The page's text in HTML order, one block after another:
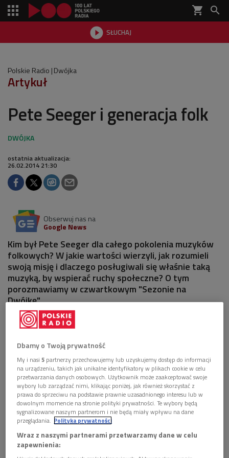
shopping_cart 
 SŁUCHAJ

Polskie Radio Dwójka
Artykuł
Pete Seeger i generacja folk
ostatnia aktualizacja:
26.02.2014 21:30
Obserwuj nas na
Google News
Kim był Pete Seeger dla całego pokolenia muzyków
folkowych? W jakie wartości wierzyli, jak rozumieli
swoją misję i dlaczego posługiwali się właśnie taką
muzyką, by wspierać ruchy społeczne? O tym
porozmawiamy w czwartkowym "Sezonie na
Dwójkę".
Pete Seeger Foto: Wikipedia/Joseph A. Horne/domena publiczna
Dbamy o Twoją prywatność
My i nasi5 partnerzy przechowujemy lub uzyskujemy dostęp do informacji
na urządzeniu, takich jak unikalne identyfikatory w plikach cookie w celu
przetwarzania danych osobowych. Użytkownik może zaakceptować swoje
wybory lub zarządzać nimi, klikając poniżej, jak również skorzystać z
prawa do sprzeciwu na podstawie prawnie uzasadnionego interesu lub w
dowolnym momencie na stronie polityki prywatności. Te wybory będą
sygnalizowane naszym partnerom i nie będą miały wpływu na dane
przeglądania. Polityka prywatności
Wraz z naszymi partnerami przetwarzamy dane w celu
zapewnienia: